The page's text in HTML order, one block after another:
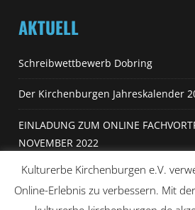
AKTUELL
Schreibwettbewerb Dobring
Der Kirchenburgen Jahreskalender
EINLADUNG ZUM ONLINE
NOVEMBER 2022
Kulturerbe Kirchenburgen im Radio
Kulturerbe Kirchenburgen e.V.
Online-Erlebnis zu verbessern. Mit